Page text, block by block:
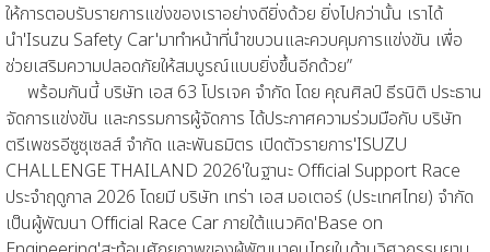
ให้การตอบรับรายการแข่งของเราอย่างดียิ่งด้วย ยิ่งไปกว่านั้น เราได้
นำ'Isuzu Safety Car'มาทำหน้าที่นำขบวนและควบคุมการแข่งขัน เพื่อ
ช่วยเสริมความปลอดภัยให้สมบูรณ์แบบยิ่งขึ้นอีกด้วย”
พร้อมกันนี้ บริษัท เอส 63 โปรเจค จำกัด โดย คุณศิลป์ ธีรนิติ ประธาน
จัดการแข่งขัน และกรรมการผู้จัดการ ได้ประกาศความร่วมมือกับ บริษัท
ตรีเพชรอีซูซุเซลส์ จำกัด และพันธมิตร เปิดตัวรายการ'ISUZU
CHALLENGE THAILAND 2026'ในฐานะ Official Support Race
ประจำฤดูกาล 2026 โดยมี บริษัท เทร่า เอส มอเตอร์ (ประเทศไทย) จำกัด
เป็นผู้พัฒนา Official Race Car ภายใต้แนวคิด'Base on